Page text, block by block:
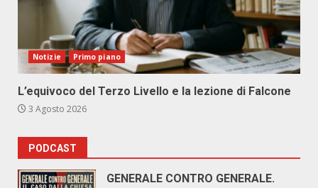
Notizie Primo piano
L’equivoco del Terzo Livello e la lezione di Falcone
3 Agosto 2026
PODCAST
GENERALE CONTRO GENERALE.